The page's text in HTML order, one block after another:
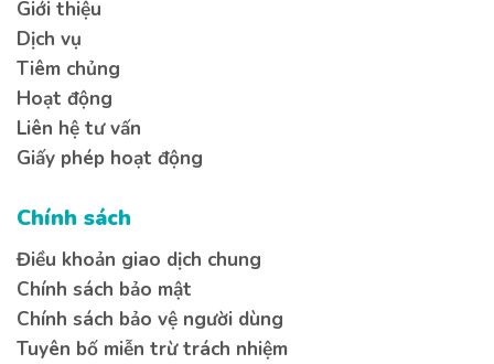
Giới thiệu
Dịch vụ
Tiêm chủng
Hoạt động
Liên hệ tư vấn
Giấy phép hoạt động
Chính sách
Điều khoản giao dịch chung
Chính sách bảo mật
Chính sách bảo vệ người dùng
Tuyên bố miễn trừ trách nhiệm